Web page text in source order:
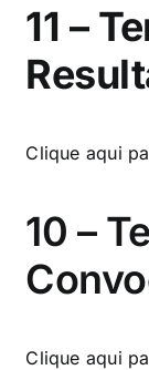
11 –
Clique aqui
10 –
Clique aqui